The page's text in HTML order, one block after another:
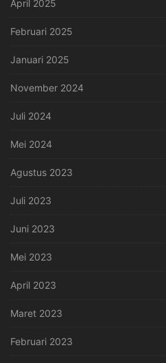
April 2025
Februari 2025
Januari 2025
November 2024
Juli 2024
Mei 2024
Agustus 2023
Juli 2023
Juni 2023
Mei 2023
April 2023
Maret 2023
Februari 2023